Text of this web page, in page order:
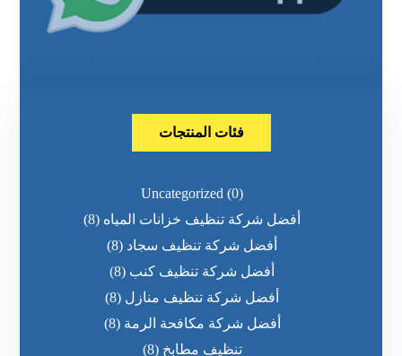
فئات المنتجات
Uncategorized (0)
أفضل شركة تنظيف خزانات المياه (8)
أفضل شركة تنظيف سجاد (8)
أفضل شركة تنظيف كنب (8)
أفضل شركة تنظيف منازل (8)
أفضل شركة مكافحة الرمة (8)
تنظيف مطابخ (8)